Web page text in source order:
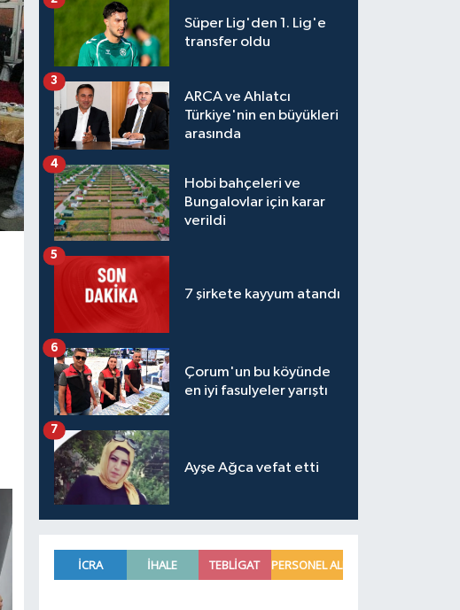
Süper Lig'den 1. Lig'e
transfer oldu
ARCA ve Ahlatcı
Türkiye'nin en büyükleri
arasında
3
Hobi bahçeleri ve
Bungalovlar için karar
verildi
4
7 şirkete kayyum atandı
5
Çorum'un bu köyünde
en iyi fasulyeler yarıştı
6
Ayşe Ağca vefat etti
7